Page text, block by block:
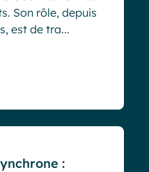
Son rôle, depuis
est de tra...
: